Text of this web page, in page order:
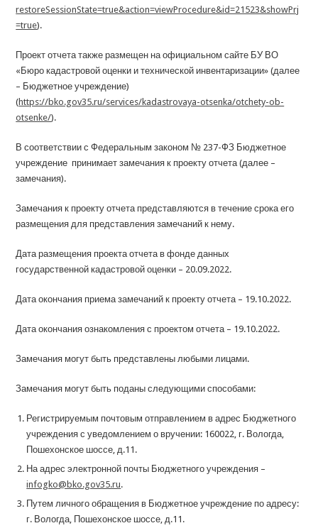
restoreSessionState=true&action=viewProcedure&id=21523&showPrj
=true).
Проект отчета также размещен на официальном сайте БУ ВО
«Бюро кадастровой оценки и технической инвентаризации» (далее
– Бюджетное учреждение)
(https://bko.gov35.ru/services/kadastrovaya-otsenka/otchety-ob-
otsenke/).
В соответствии с Федеральным законом № 237-ФЗ Бюджетное
учреждение принимает замечания к проекту отчета (далее –
замечания).
Замечания к проекту отчета представляются в течение срока его
размещения для представления замечаний к нему.
Дата размещения проекта отчета в фонде данных
государственной кадастровой оценки – 20.09.2022.
Дата окончания приема замечаний к проекту отчета – 19.10.2022.
Дата окончания ознакомления с проектом отчета – 19.10.2022.
Замечания могут быть представлены любыми лицами.
Замечания могут быть поданы следующими способами:
Регистрируемым почтовым отправлением в адрес Бюджетного
учреждения с уведомлением о вручении: 160022, г. Вологда,
Пошехонское шоссе, д.11.
На адрес электронной почты Бюджетного учреждения –
infogko@bko.gov35.ru.
Путем личного обращения в Бюджетное учреждение по адресу:
г. Вологда, Пошехонское шоссе, д.11.